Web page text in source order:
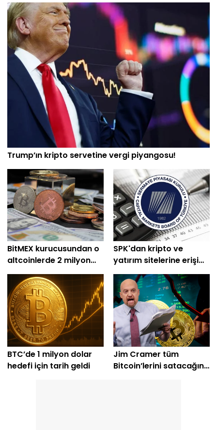
Trump’ın kripto servetine vergi piyangosu!
BitMEX kurucusundan o
altcoinlerde 2 milyon
dolarlık alım
SPK'dan kripto ve
yatırım sitelerine erişim
engeli
BTC’de 1 milyon dolar
hedefi için tarih geldi
Jim Cramer tüm
Bitcoin’lerini satacağını